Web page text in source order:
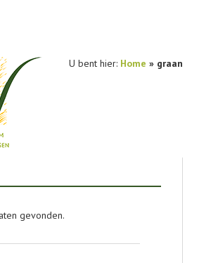
U bent hier: Home » graan
gevonden.